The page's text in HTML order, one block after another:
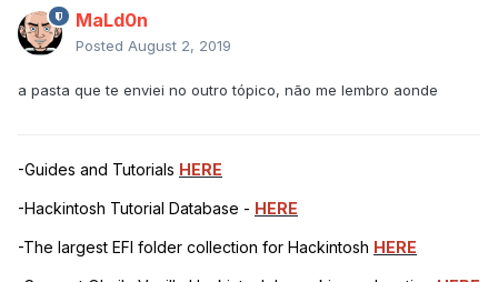
MaLd0n
Posted August 2, 2019
a pasta que te enviei no outro tópico, não me lembro aonde
-Guides and Tutorials HERE
-Hackintosh Tutorial Database - HERE
-The largest EFI folder collection for Hackintosh HERE